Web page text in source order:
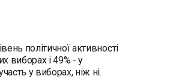
політичної активності
виборах і 49% - у
у виборах, ніж ні.